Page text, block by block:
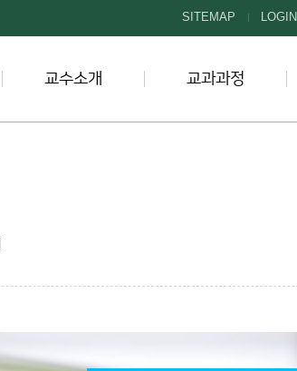
SITEMAP LOGIN
교수소개 교과과정